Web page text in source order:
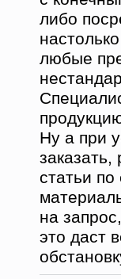
либо
любые
Ну а при
статьи
на
это даст